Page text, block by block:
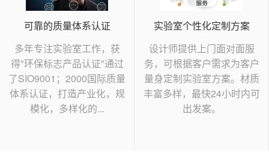
可靠的质量体系认证
多年专注实验室工作，获
得"环保标志产品认证"通过
了SIO9001；2000国际质量
体系认证，打造产业化，规
模化，多样化的...
实验室个性化定制方案
设计师提供上门面对面服
务，可根据客户需求为客户
量身定制实验室方案。材质
丰富多样，最快24小时内可
出发案。